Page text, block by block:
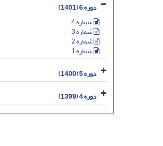
دوره 6 (1401)
شماره 4
شماره 3
شماره 2
شماره 1
دوره 5 (1400)
دوره 4 (1399)